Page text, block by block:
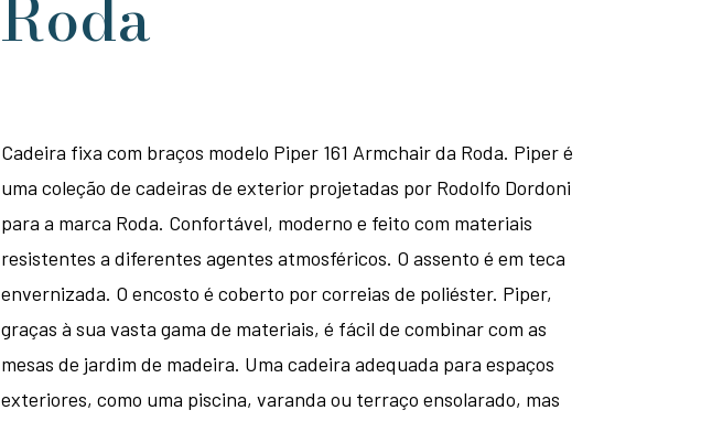
Roda
Cadeira fixa com braços modelo Piper 161 Armchair da Roda. Piper é
uma coleção de cadeiras de exterior projetadas por Rodolfo Dordoni
para a marca Roda. Confortável, moderno e feito com materiais
resistentes a diferentes agentes atmosféricos. O assento é em teca
envernizada. O encosto é coberto por correias de poliéster. Piper,
graças à sua vasta gama de materiais, é fácil de combinar com as
mesas de jardim de madeira. Uma cadeira adequada para espaços
exteriores, como uma piscina, varanda ou terraço ensolarado, mas